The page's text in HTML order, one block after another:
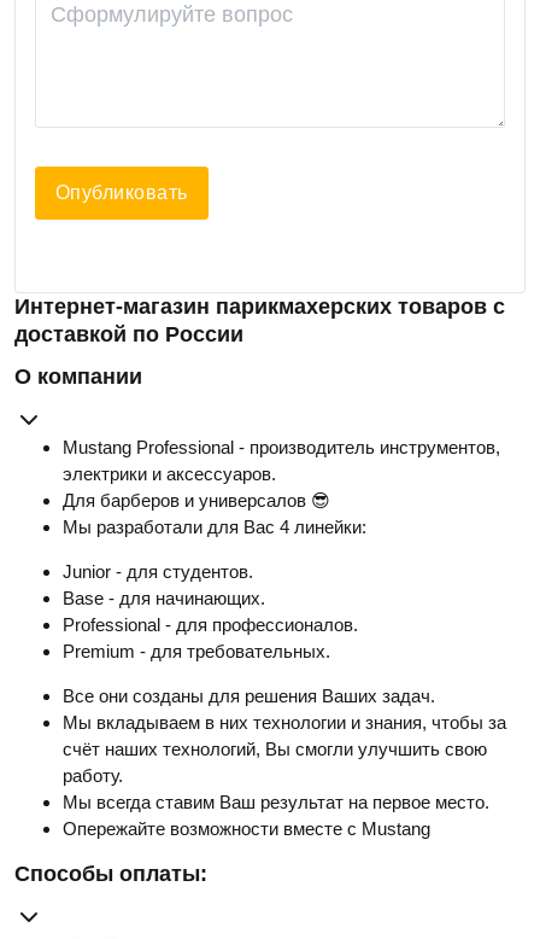
Опубликовать
Интернет-магазин парикмахерских товаров с
доставкой по России
О компании
Mustang Professional - производитель инструментов,
электрики и аксессуаров.
Для барберов и универсалов 😎
Мы разработали для Вас 4 линейки:
Junior - для студентов.
Base - для начинающих.
Professional - для профессионалов.
Premium - для требовательных.
Все они созданы для решения Ваших задач.
Мы вкладываем в них технологии и знания, чтобы за
счёт наших технологий, Вы смогли улучшить свою
работу.
Мы всегда ставим Ваш результат на первое место.
Опережайте возможности вместе с Mustang
Способы оплаты: